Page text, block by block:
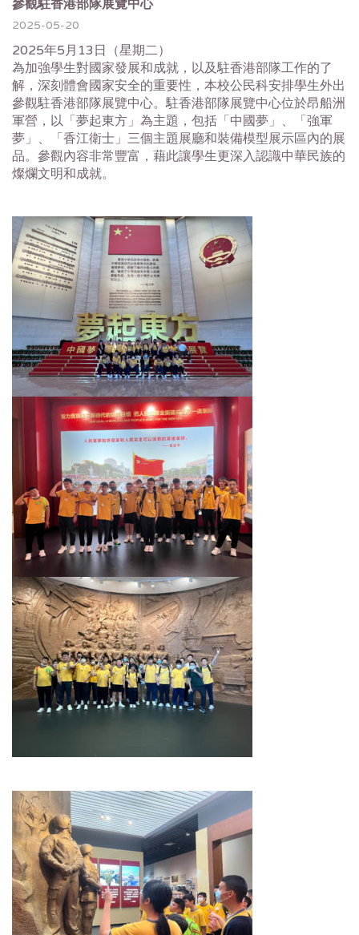
參觀駐香港部隊展覽中心
2025-05-20
2025年5月13日（星期二）
為加強學生對國家發展和成就，以及駐香港部隊工作的了
解，深刻體會國家安全的重要性，本校公民科安排學生外出
參觀駐香港部隊展覽中心。駐香港部隊展覽中心位於昂船洲
軍營，以「夢起東方」為主題，包括「中國夢」、「強軍
夢」、「香江衛士」三個主題展廳和裝備模型展示區內的展
品。參觀內容非常豐富，藉此讓學生更深入認識中華民族的
燦爛文明和成就。